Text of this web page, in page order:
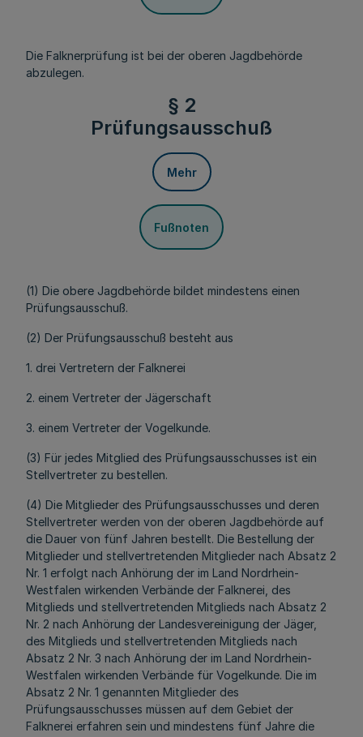
Die Falknerprüfung ist bei der oberen Jagdbehörde
abzulegen.
§ 2
Prüfungsausschuß
Mehr
Fußnoten
(1) Die obere Jagdbehörde bildet mindestens einen
Prüfungsausschuß.
(2) Der Prüfungsausschuß besteht aus
1. drei Vertretern der Falknerei
2. einem Vertreter der Jägerschaft
3. einem Vertreter der Vogelkunde.
(3) Für jedes Mitglied des Prüfungsausschusses ist ein
Stellvertreter zu bestellen.
(4) Die Mitglieder des Prüfungsausschusses und deren
Stellvertreter werden von der oberen Jagdbehörde auf
die Dauer von fünf Jahren bestellt. Die Bestellung der
Mitglieder und stellvertretenden Mitglieder nach Absatz 2
Nr. 1 erfolgt nach Anhörung der im Land Nordrhein-
Westfalen wirkenden Verbände der Falknerei, des
Mitglieds und stellvertretenden Mitglieds nach Absatz 2
Nr. 2 nach Anhörung der Landesvereinigung der Jäger,
des Mitglieds und stellvertretenden Mitglieds nach
Absatz 2 Nr. 3 nach Anhörung der im Land Nordrhein-
Westfalen wirkenden Verbände für Vogelkunde. Die im
Absatz 2 Nr. 1 genannten Mitglieder des
Prüfungsausschusses müssen auf dem Gebiet der
Falknerei erfahren sein und mindestens fünf Jahre die